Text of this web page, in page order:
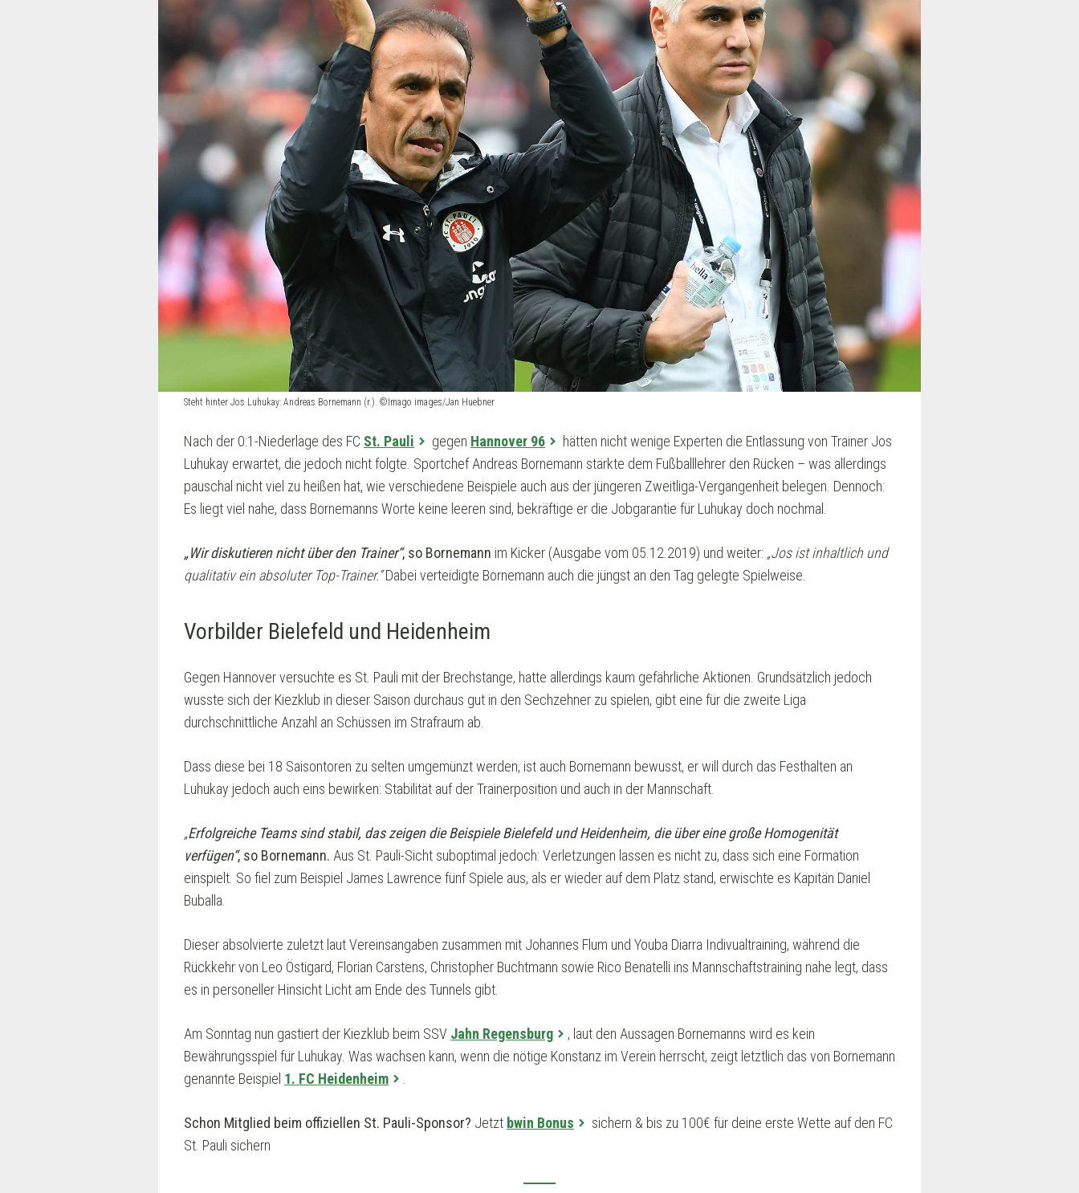
Steht hinter Jos Luhukay: Andreas Bornemann (r.). ©Imago images/Jan Huebner
Nach der 0:1-Niederlage des FC St. Pauli gegen Hannover 96
hätten nicht wenige Experten die Entlassung von Trainer Jos
Luhukay erwartet, die jedoch nicht folgte. Sportchef Andreas Bornemann stärkte dem Fußballlehrer den Rücken – was allerdings
pauschal nicht viel zu heißen hat, wie verschiedene Beispiele auch aus der jüngeren Zweitliga-Vergangenheit belegen. Dennoch:
Es liegt viel nahe, dass Bornemanns Worte keine leeren sind, bekräftige er die Jobgarantie für Luhukay doch nochmal.
„Wir diskutieren nicht über den Trainer“, so Bornemann im Kicker (Ausgabe vom 05.12.2019) und weiter: „Jos ist inhaltlich und
qualitativ ein absoluter Top-Trainer.“Dabei verteidigte Bornemann auch die jüngst an den Tag gelegte Spielweise.
Vorbilder Bielefeld und Heidenheim
Gegen Hannover versuchte es St. Pauli mit der Brechstange, hatte allerdings kaum gefährliche Aktionen. Grundsätzlich jedoch
wusste sich der Kiezklub in dieser Saison durchaus gut in den Sechzehner zu spielen, gibt eine für die zweite Liga
durchschnittliche Anzahl an Schüssen im Strafraum ab.
Dass diese bei 18 Saisontoren zu selten umgemünzt werden, ist auch Bornemann bewusst, er will durch das Festhalten an
Luhukay jedoch auch eins bewirken: Stabilität auf der Trainerposition und auch in der Mannschaft.
„Erfolgreiche Teams sind stabil, das zeigen die Beispiele Bielefeld und Heidenheim, die über eine große Homogenität
verfügen“, so Bornemann. Aus St. Pauli-Sicht suboptimal jedoch: Verletzungen lassen es nicht zu, dass sich eine Formation
einspielt. So fiel zum Beispiel James Lawrence fünf Spiele aus, als er wieder auf dem Platz stand, erwischte es Kapitän Daniel
Buballa.
Dieser absolvierte zuletzt laut Vereinsangaben zusammen mit Johannes Flum und Youba Diarra Indivualtraining, während die
Rückkehr von Leo Östigard, Florian Carstens, Christopher Buchtmann sowie Rico Benatelli ins Mannschaftstraining nahe legt, dass
es in personeller Hinsicht Licht am Ende des Tunnels gibt.
Am Sonntag nun gastiert der Kiezklub beim SSV Jahn Regensburg
, laut den Aussagen Bornemanns wird es kein
Bewährungsspiel für Luhukay. Was wachsen kann, wenn die nötige Konstanz im Verein herrscht, zeigt letztlich das von Bornemann
genannte Beispiel 1. FC Heidenheim
Schon Mitglied beim offiziellen St. Pauli-Sponsor? Jetzt bwin Bonus
sichern & bis zu 100€ für deine erste Wette auf den FC
St. Pauli sichern